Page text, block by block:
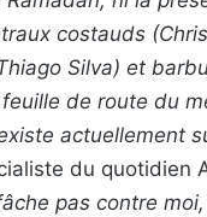
costauds
Silva) et
feuille de route du
actuellement
du quotidien
pas contre